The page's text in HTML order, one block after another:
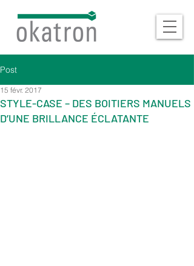
Post
STYLE-CASE – DES BOITIERS MANUELS
D’UNE BRILLANCE ÉCLATANTE
15 févr. 2017